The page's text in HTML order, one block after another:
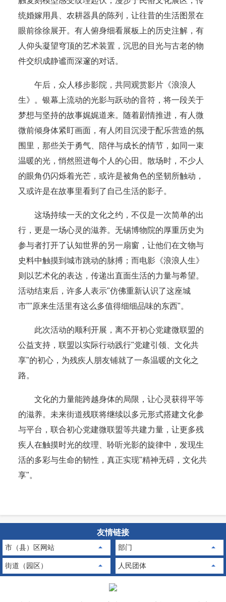
统婚嫁用具、农耕器具的陈列，让往昔的生活图景在
眼前徐徐展开。有人俯身细看展板上的历史注解，有
人仰头凝望穹顶的艺术装置，沉思的目光与古老的物
件交织成静谧而深邃的对话。
午后，众人移步影院，共同观赏影片《浪浪人
生》。银幕上流动的光影与跃动的音符，将一段关于
梦想与坚持的故事娓娓道来。随着剧情推进，有人微
微前倾身体紧盯画面，有人闭目沉浸于配乐营造的氛
围里，那些关于勇气、陪伴与成长的情节，如同一束
温暖的光，悄然照进每个人的心田。散场时，不少人
的眼角仍闪烁着光芒，或许是被角色的坚韧所触动，
又或许是在故事里看到了自己生活的影子。
这场持续一天的文化之约，不仅是一次简单的出
行，更是一场心灵的滋养。无锡博物院的厚重历史为
参与者打开了认知世界的另一扇窗，让他们在文物与
史料中触摸到城市跳动的脉搏；而电影《浪浪人生》
则以艺术化的表达，传递出直面生活的力量与希望。
活动结束后，许多人表示"仿佛重新认识了这座城
市""原来生活里有这么多值得细细品味的东西"。
此次活动的顺利开展，离不开初心党建微联盟的
公益支持，联盟以实际行动践行"党建引领、文化共
享"的初心，为残疾人朋友铺就了一条温暖的文化之
路。
文化的力量能跨越身体的局限，让心灵获得平等
的滋养。未来街道残联将继续以多元形式搭建文化参
与平台，联合初心党建微联盟等共建力量，让更多残
疾人在触摸时光的纹理、聆听光影的旋律中，发现生
活的多彩与生命的韧性，真正实现"精神无碍，文化共
享"。
友情链接
市（县）区网站 部门
街道（园区） 人民团体